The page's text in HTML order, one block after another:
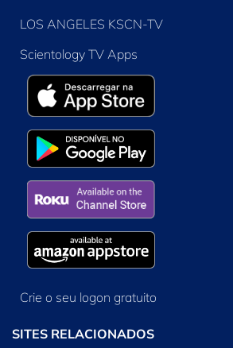
LOS ANGELES KSCN-TV
Scientology TV Apps
Crie o seu logon gratuito
SITES RELACIONADOS